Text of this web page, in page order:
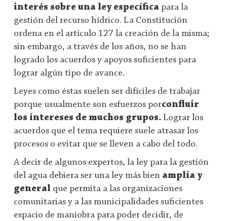
interés sobre una ley específica para la
gestión del recurso hídrico. La Constitución
ordena en el artículo 127 la creación de la misma;
sin embargo, a través de los años, no se han
logrado los acuerdos y apoyos suficientes para
lograr algún tipo de avance.
Leyes como éstas suelen ser difíciles de trabajar
porque usualmente son esfuerzos porconfluir
los intereses de muchos grupos. Lograr los
acuerdos que el tema requiere suele atrasar los
procesos o evitar que se lleven a cabo del todo.
A decir de algunos expertos, la ley para la gestión
del agua debiera ser una ley más bien amplia y
general que permita a las organizaciones
comunitarias y a las municipalidades suficientes
espacio de maniobra para poder decidir, de